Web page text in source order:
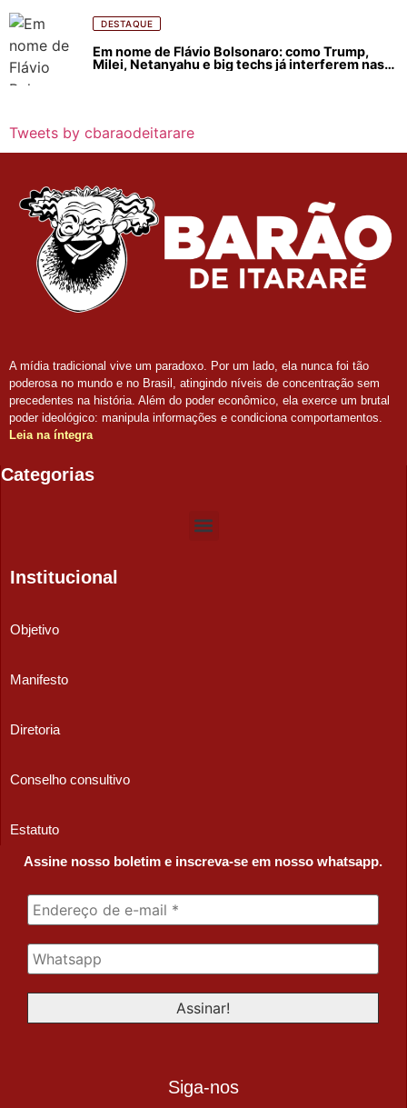
DESTAQUE
Em nome de Flávio Bolsonaro: como Trump,
Milei, Netanyahu e big techs já interferem nas
Tweets by cbaraodeitarare
A mídia tradicional vive um paradoxo. Por um lado, ela nunca foi tão
poderosa no mundo e no Brasil, atingindo níveis de concentração sem
precedentes na história. Além do poder econômico, ela exerce um brutal
poder ideológico: manipula informações e condiciona comportamentos.
Leia na íntegra
Categorias
Institucional
Objetivo
Manifesto
Diretoria
Conselho consultivo
Estatuto
Assine nosso boletim e inscreva-se em nosso whatsapp.
Siga-nos